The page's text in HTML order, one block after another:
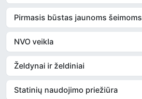
Pirmasis būstas jaunoms šeimoms
NVO veikla
Želdynai ir želdiniai
Statinių naudojimo priežiūra